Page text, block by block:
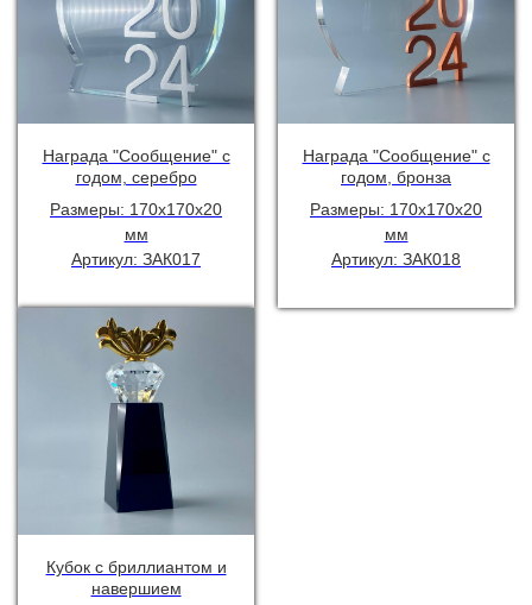
Награда "Сообщение" с
годом, серебро
Размеры: 170х170х20
мм
Артикул: ЗАК017
Награда "Сообщение" с
годом, бронза
Размеры: 170х170х20
мм
Артикул: ЗАК018
Кубок с бриллиантом и
навершием